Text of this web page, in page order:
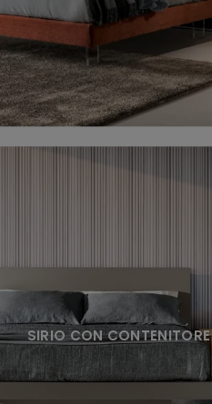
SIRIO CON CONTENITORE